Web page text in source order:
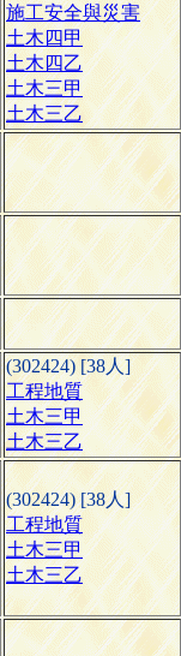
施工安全與災害
土木四甲
土木四乙
土木三甲
土木三乙
(302424) [38人]
工程地質
土木三甲
土木三乙
(302424) [38人]
工程地質
土木三甲
土木三乙